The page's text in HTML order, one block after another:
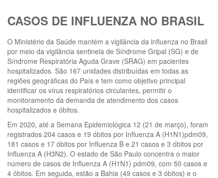
CASOS DE INFLUENZA NO BRASIL
O Ministério da Saúde mantém a vigilância da influenza no Brasil
por meio da vigilância sentinela de Síndrome Gripal (SG) e de
Síndrome Respiratória Aguda Grave (SRAG) em pacientes
hospitalizados. São 167 unidades distribuídas em todas as
regiões geográficas do País e tem como objetivo principal
identificar os vírus respiratórios circulantes, permitir o
monitoramento da demanda de atendimento dos casos
hospitalizados e óbitos.
Em 2020, até a Semana Epidemiológica 12 (21 de março), foram
registrados 204 casos e 19 óbitos por Influenza A (H1N1)pdm09,
181 casos e 17 óbitos por Influenza B e 21 casos e 3 óbitos por
Influenza A (H3N2). O estado de São Paulo concentra o maior
número de casos de Influenza A (H1N1) pdm09, com 50 casos e
4 óbitos. Em seguida, estão a Bahia (49 casos e 3 óbitos) e o